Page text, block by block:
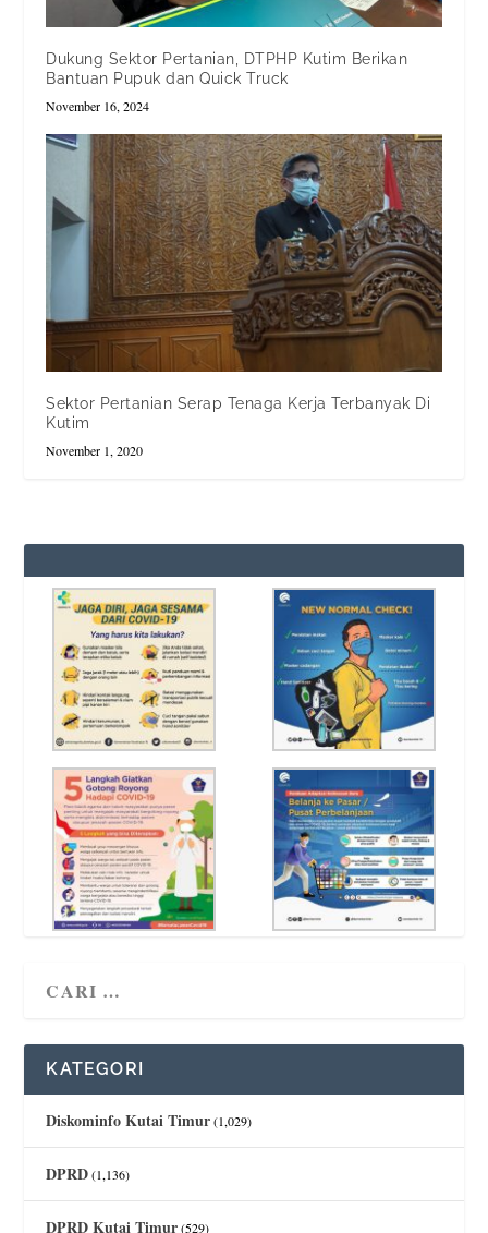
Dukung Sektor Pertanian, DTPHP Kutim Berikan
Bantuan Pupuk dan Quick Truck
November 16, 2024
Sektor Pertanian Serap Tenaga Kerja Terbanyak Di
Kutim
November 1, 2020
KATEGORI
Diskominfo Kutai Timur(1,029)
DPRD(1,136)
DPRD Kutai Timur(529)